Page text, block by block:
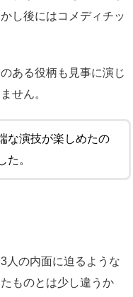
し後にはコメディチッ
ある役柄も見事に演じ
せん。
な演技が楽しめたの
た。
人の内面に迫るような
ものとは少し違うか